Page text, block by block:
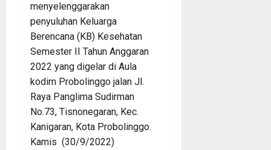
menyelenggarakan
penyuluhan Keluarga
Berencana (KB) Kesehatan
Semester II Tahun Anggaran
2022 yang digelar di Aula
kodim Probolinggo jalan Jl.
Raya Panglima Sudirman
No.73, Tisnonegaran, Kec.
Kanigaran, Kota Probolinggo.
Kamis (30/9/2022)